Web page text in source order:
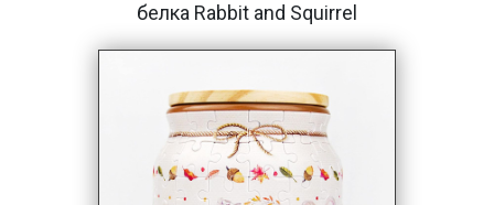
белка Rabbit and Squirrel